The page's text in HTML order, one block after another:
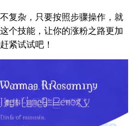
复杂，只要按照步骤操作，就
个技能，让你的涨粉之路更加
紧试试吧！